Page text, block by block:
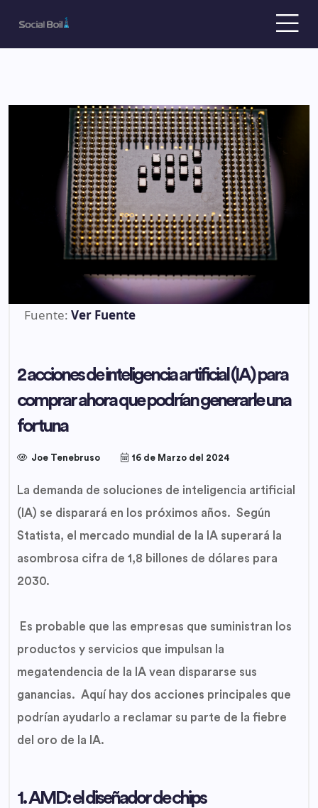
Fuente: Ver Fuente
2 acciones de inteligencia artificial (IA) para
comprar ahora que podrían generarle una
fortuna
Joe Tenebruso 16 de Marzo del 2024
La demanda de soluciones de inteligencia artificial
(IA) se disparará en los próximos años. Según
Statista, el mercado mundial de la IA superará la
asombrosa cifra de 1,8 billones de dólares para
2030.
Es probable que las empresas que suministran los
productos y servicios que impulsan la
megatendencia de la IA vean dispararse sus
ganancias. Aquí hay dos acciones principales que
podrían ayudarlo a reclamar su parte de la fiebre
del oro de la IA.
1. AMD: el diseñador de chips